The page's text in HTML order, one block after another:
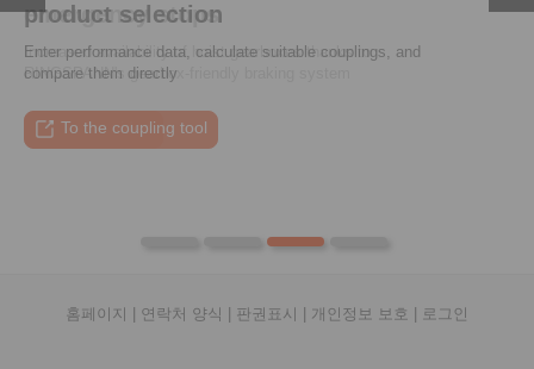
To the press article
emergency stops
Increased availability of hoist gearboxes thanks to
RINGSPANN's gearbox-friendly braking system
To the video
product selection
Enter performance data, calculate suitable couplings, and
compare them directly
To the coupling tool
To the press article
홈페이지 연락처 양식 판권표시 개인정보 보호 로그인